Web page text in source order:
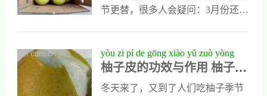
力来改善，除了要做好防晒措施之
量的维生素C
子中的果胶成分还能帮助降低胆固
C，每100克果肉中就含有约41毫克
的维生素C，这相当于每日所需量
的50%以上。冬季是感冒高发季
节更替，很多人会疑问：3月份还能
柚子的品种和储存情况来判断其品
质和营养价值。柚子（Citrus
maxima）属于芸香科柑橘属水果，
yòu zi pí de gōng xiào yǔ zuò yòng
yòu zi pí de yòng tú
柚子皮的功效与作用 柚子皮
的用途
冬天来了，又到了人们吃柚子季节